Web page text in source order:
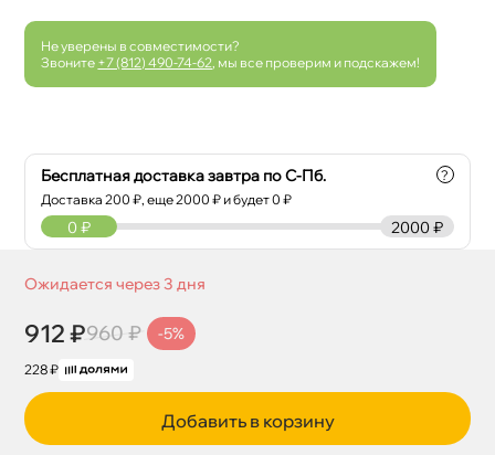
Не уверены в совместимости?
Звоните +7 (812) 490-74-62 , мы все проверим и подскажем!
Бесплатная доставка завтра по С-Пб.
Доставка200 ₽, еще2000 ₽ и будет 0 ₽
?
2000 ₽
0 ₽
Ожидается через 3 дня
912 ₽960 ₽ -5%
228 ₽
Добавить в корзину